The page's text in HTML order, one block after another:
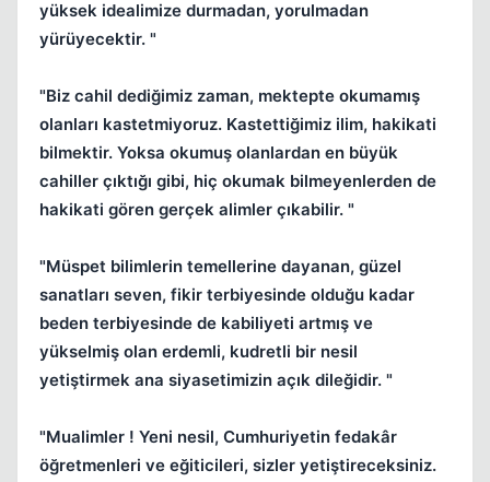
yüksek idealimize durmadan, yorulmadan
yürüyecektir. "
"Biz cahil dediğimiz zaman, mektepte okumamış
olanları kastetmiyoruz. Kastettiğimiz ilim, hakikati
bilmektir. Yoksa okumuş olanlardan en büyük
cahiller çıktığı gibi, hiç okumak bilmeyenlerden de
hakikati gören gerçek alimler çıkabilir. "
"Müspet bilimlerin temellerine dayanan, güzel
sanatları seven, fikir terbiyesinde olduğu kadar
beden terbiyesinde de kabiliyeti artmış ve
yükselmiş olan erdemli, kudretli bir nesil
yetiştirmek ana siyasetimizin açık dileğidir. "
"Mualimler ! Yeni nesil, Cumhuriyetin fedakâr
öğretmenleri ve eğiticileri, sizler yetiştireceksiniz.